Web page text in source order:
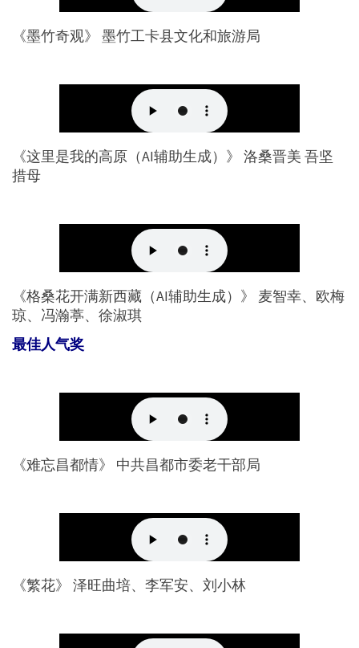
《墨竹奇观》 墨竹工卡县文化和旅游局
《这里是我的高原（AI辅助生成）》 洛桑晋美 吾坚
措母
《格桑花开满新西藏（AI辅助生成）》 麦智幸、欧梅
琼、冯瀚葶、徐淑琪
最佳人气奖
《难忘昌都情》 中共昌都市委老干部局
《繁花》 泽旺曲培、李军安、刘小林